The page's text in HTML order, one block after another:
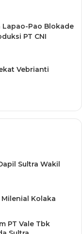
Lapao-Pao Blokade
PT CNI
Vebrianti
Sultra Wakil
Kolaka
PT Vale Tbk